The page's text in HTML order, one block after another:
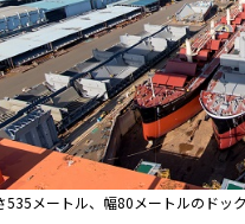
535メートル、幅80メートルのドッ